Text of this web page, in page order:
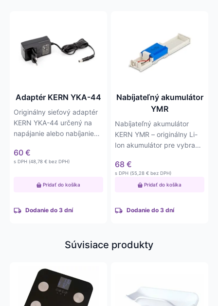
Adaptér KERN YKA-44
Originálny sieťový adaptér
KERN YKA-44 určený na
napájanie alebo nabíjanie
60 €
s DPH (48,78 € bez DPH)
Pridať do košíka
Dodanie do 3 dní
Nabíjateľný akumulátor
YMR
Nabíjateľný akumulátor
KERN YMR – originálny Li-
Ion akumulátor pre vybrané
68 €
s DPH (55,28 € bez DPH)
Pridať do košíka
Dodanie do 3 dní
Súvisiace produkty